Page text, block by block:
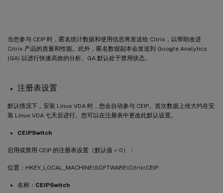
当您参与 CEIP 时，匿名统计数据和使用信息将发送给 Citrix，以帮助改进
Citrix 产品的质量和性能。此外，匿名数据副本会发送到 Google Analytics
(GA) 以进行快速高效的分析。GA 默认处于禁用状态。
注册表设置
默认情况下，安装 Linux VDA 时，您会自动参与 CEIP。首次数据上传大约在安
装 Linux VDA 七天后进行。您可以在注册表中更改此默认设置。
CEIPSwitch
启用或禁用 CEIP 的注册表设置（默认值 = 0）：
位置：HKEY_LOCAL_MACHINE\SOFTWARE\Citrix\CEIP
名称： CEIPSwitch